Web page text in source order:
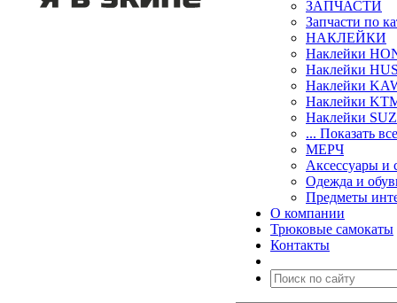
ЗАПЧАСТИ
Запчасти по
НАКЛЕЙКИ
Наклейки
Наклейки
Наклейки
Наклейки
Наклейки
... Показать все
МЕРЧ
Аксессуары и
Одежда и
Предметы
О компании
Трюковые самокаты
Контакты